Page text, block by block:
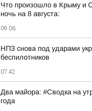
Что произошло в Крыму и
ночь на 8 августа:
09:06
НПЗ снова под ударами
беспилотников
07:42
Два майора: #Сводка на
года